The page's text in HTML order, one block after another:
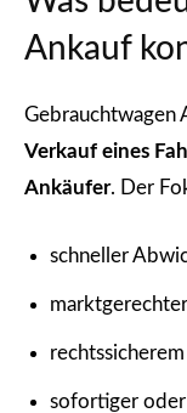
Ankauf
Gebrauchtwagen
Verkauf eines
Ankäufer. Der
schneller
sofortiger oder